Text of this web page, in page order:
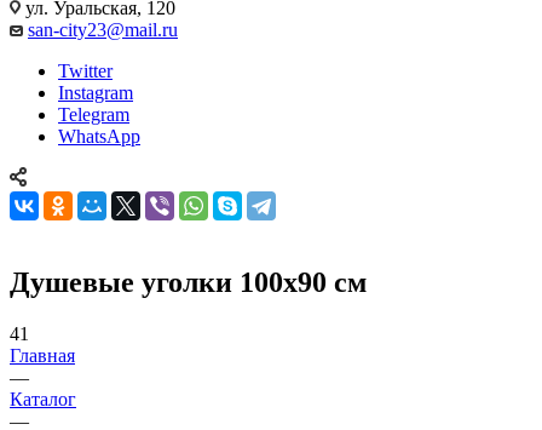
Сравнение товаров
Контактная информация
ул. Уральская, 120
san-city23@mail.ru
Instagram
Telegram
Душевые уголки 100х90 см